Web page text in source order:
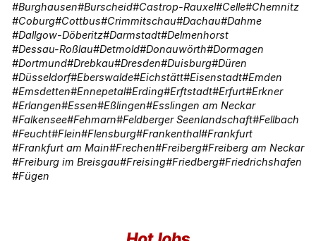
Burghausen Burscheid Castrop-Rauxel Celle Chemnitz
Coburg Cottbus Crimmitschau Dachau Dahme
Dallgow-Döberitz Darmstadt Delmenhorst
Dessau-Roßlau Detmold Donauwörth Dormagen
Dortmund Drebkau Dresden Duisburg Düren
Düsseldorf Eberswalde Eichstätt Eisenstadt Emden
Emsdetten Ennepetal Erding Erftstadt Erfurt Erkner
Erlangen Essen Eßlingen Esslingen am Neckar
Falkensee Fehmarn Feldberger Seenlandschaft Fellbach
Feucht Flein Flensburg Frankenthal Frankfurt
Frankfurt am Main Frechen Freiberg Freiberg am Neckar
Freiburg im Breisgau Freising Friedberg Friedrichshafen
Fügen